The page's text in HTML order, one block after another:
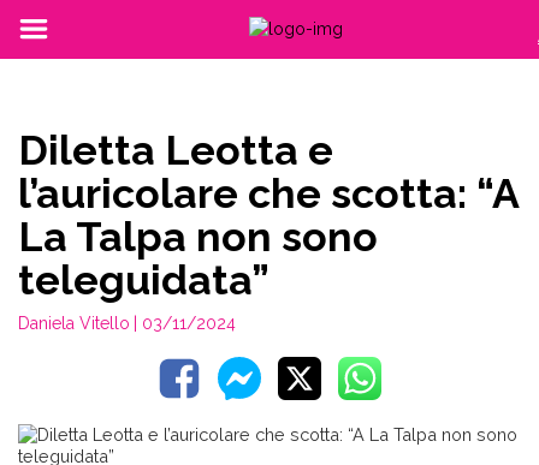
Diletta Leotta e
l’auricolare che scotta: “A
La Talpa non sono
teleguidata”
Daniela Vitello | 03/11/2024